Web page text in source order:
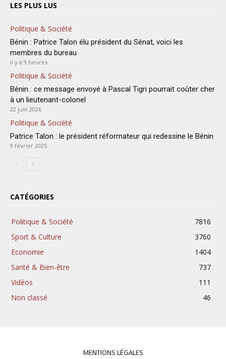
LES PLUS LUS
Politique & Société
Bénin : Patrice Talon élu président du Sénat, voici les
membres du bureau
il y a 9 heures
Politique & Société
Bénin : ce message envoyé à Pascal Tigri pourrait coûter cher
à un lieutenant-colonel
22 juin 2026
Politique & Société
Patrice Talon : le président réformateur qui redessine le Bénin
9 février 2025
CATÉGORIES
Politique & Société
7816
Sport & Culture
3760
Economie
1404
Santé & Bien-être
737
Vidéos
111
Non classé
46
MENTIONS LÉGALES